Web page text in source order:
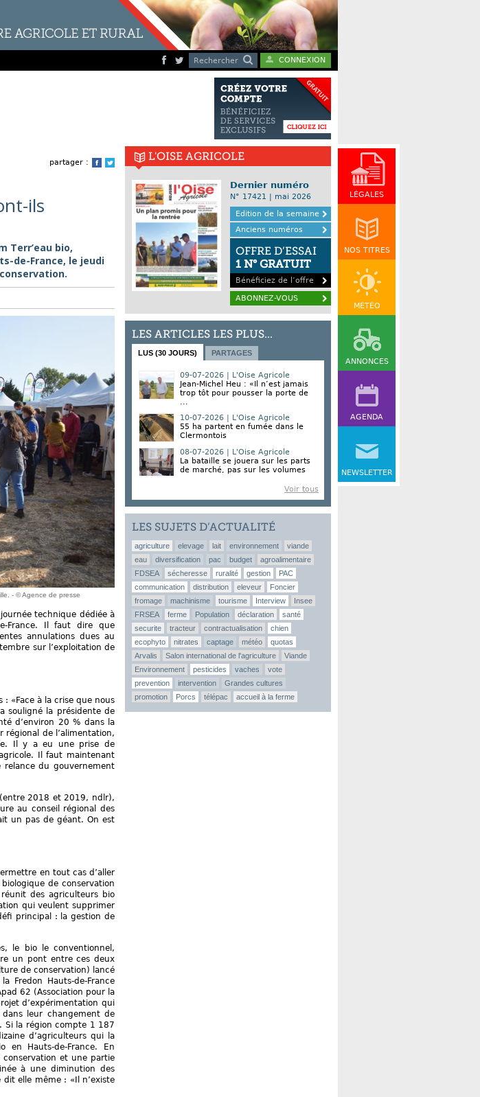
Rechercher CONNEXION
LÉGALES
NOS TITRES
MÉTÉO
ANNONCES
AGENDA
NEWSLETTER
partager :
Facebook
Twitter
ils
Terr’eau bio,
de-France, le jeudi
- © Agence de presse
technique dédiée à
France. Il faut dire que
annulations dues au
sur l’exploitation de
: «Face à la crise que nous
souligné la présidente de
d’environ 20 % dans la
de l’alimentation,
Il y a eu une prise de
Il faut maintenant
relance du gouvernement
2018 et 2019, ndlr),
au conseil régional des
un pas de géant. On est
en tout cas d’aller
de conservation
des agriculteurs bio
qui veulent supprimer
principal : la gestion de
le bio le conventionnel,
un pont entre ces deux
de conservation) lancé
Fredon Hauts-de-France
62 (Association pour la
d’expérimentation qui
leur changement de
Si la région compte 1 187
d’agriculteurs qui la
en Hauts-de-France. En
et une partie
à une diminution des
dit elle même : «Il n’existe
L'OISE AGRICOLE
Dernier numéro
N° 17421 | mai 2026
Edition de la semaine
Anciens numéros
OFFRE D’ESSAI
1 N° GRATUIT
Bénéficiez de l’offre
ABONNEZ-VOUS
LES ARTICLES LES PLUS...
LUS (30 JOURS) PARTAGES
09-07-2026 | L'Oise Agricole
Jean-Michel Heu : «Il n’est jamais
trop tôt pour pousser la porte de
...
10-07-2026 | L'Oise Agricole
55 ha partent en fumée dans le
Clermontois
08-07-2026 | L'Oise Agricole
La bataille se jouera sur les parts
de marché, pas sur les volumes
Voir tous
LES SUJETS D’ACTUALITÉ
agriculture elevage lait environnement
viande
eau
diversification pac budget
agroalimentaire
FDSEA
sécheresse ruralité gestion
PAC
communication
distribution eleveur
Foncier
fromage
machinisme tourisme Interview
Insee
FRSEA
ferme Population déclaration
santé
securite
tracteur contractualisation
chien
ecophyto
nitrates captage météo
quotas
Arvalis
Salon international de l'agriculture
Viande
Environnement
pesticides vaches
vote
prevention
intervention
Grandes cultures
promotion
Porcs télépac accueil à la ferme